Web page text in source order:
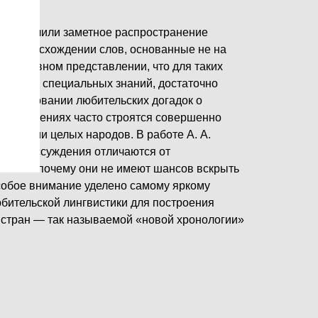
получили заметное распространение
о происхождении слов, основанные не на
наивном представлении, что для таких
специальных знаний, достаточно
основании любительских догадок о
сочинениях часто строятся совершенно
целых народов. В работе А. А.
рассуждения отличаются от
и почему они не имеют шансов вскрыть
внимание уделено самому яркому
лингвистики для построения
— так называемой «новой хронологии»